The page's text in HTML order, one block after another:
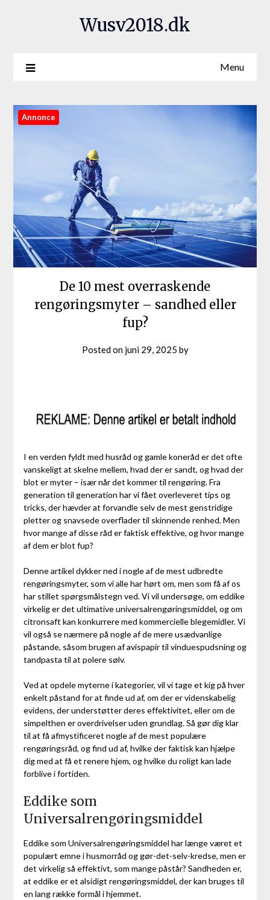
Wusv2018.dk
Menu
Annonce
De 10 mest overraskende
rengøringsmyter – sandhed eller
fup?
Posted on juni 29, 2025 by
I en verden fyldt med husråd og gamle koneråd er det ofte
vanskeligt at skelne mellem, hvad der er sandt, og hvad der
blot er myter – især når det kommer til rengøring. Fra
generation til generation har vi fået overleveret tips og
tricks, der hævder at forvandle selv de mest genstridige
pletter og snavsede overflader til skinnende renhed. Men
hvor mange af disse råd er faktisk effektive, og hvor mange
af dem er blot fup?
Denne artikel dykker ned i nogle af de mest udbredte
rengøringsmyter, som vi alle har hørt om, men som få af os
har stillet spørgsmålstegn ved. Vi vil undersøge, om eddike
virkelig er det ultimative universalrengøringsmiddel, og om
citronsaft kan konkurrere med kommercielle blegemidler. Vi
vil også se nærmere på nogle af de mere usædvanlige
påstande, såsom brugen af avispapir til vinduespudsning og
tandpasta til at polere sølv.
Ved at opdele myterne i kategorier, vil vi tage et kig på hver
enkelt påstand for at finde ud af, om der er videnskabelig
evidens, der understøtter deres effektivitet, eller om de
simpelthen er overdrivelser uden grundlag. Så gør dig klar
til at få afmystificeret nogle af de mest populære
rengøringsråd, og find ud af, hvilke der faktisk kan hjælpe
dig med at få et renere hjem, og hvilke du roligt kan lade
forblive i fortiden.
Eddike som
Universalrengøringsmiddel
Eddike som Universalrengøringsmiddel har længe været et
populært emne i husmorråd og gør-det-selv-kredse, men er
det virkelig så effektivt, som mange påstår? Sandheden er,
at eddike er et alsidigt rengøringsmiddel, der kan bruges til
en lang række formål i hjemmet.